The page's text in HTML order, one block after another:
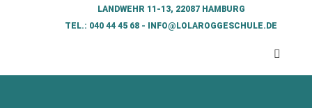
LANDWEHR 11-13, 22087 HAMBURG
TEL.: 040 44 45 68 - INFO@LOLAROGGESCHULE.DE​